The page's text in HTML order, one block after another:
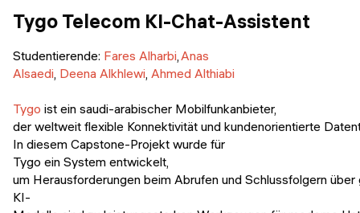
Tygo Telecom KI-Chat-Assistent
Studentierende: Fares Alharbi Anas
Alsaedi Deena Alkhlewi Ahmed Althiabi
Tygo ist ein saudi-arabischer Mobilfunkanbieter,
der weltweit flexible Konnektivität und kundenorientierte
In diesem Capstone-Projekt wurde für
Tygo ein System entwickelt,
um Herausforderungen beim Abrufen und Schlussfolgern
KI-